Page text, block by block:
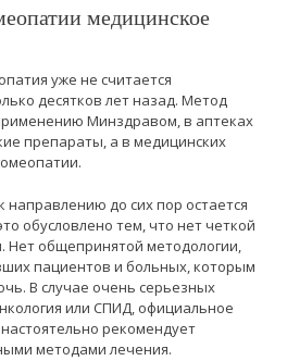
медицинское
уже не считается
десятков лет назад. Метод
Минздравом, в аптеках
препараты, а в медицинских
до сих пор остается
обусловлено тем, что нет четкой
Нет общепринятой методологии,
пациентов и больных, которым
В случае очень серьезных
или СПИД, официальное
рекомендует
методами лечения.